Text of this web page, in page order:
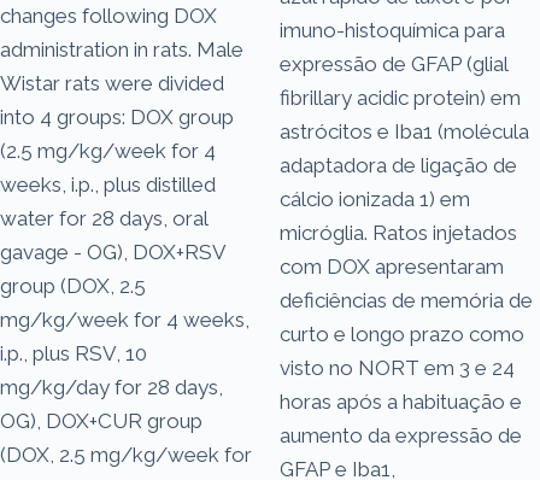
changes following DOX
administration in rats. Male
Wistar rats were divided
into 4 groups: DOX group
(2.5 mg/kg/week for 4
weeks, i.p., plus distilled
water for 28 days, oral
gavage - OG), DOX+RSV
group (DOX, 2.5
mg/kg/week for 4 weeks,
i.p., plus RSV, 10
mg/kg/day for 28 days,
OG), DOX+CUR group
(DOX, 2.5 mg/kg/week for
imuno-histoquímica para
expressão de GFAP (glial
fibrillary acidic protein) em
astrócitos e Iba1 (molécula
adaptadora de ligação de
cálcio ionizada 1) em
micróglia. Ratos injetados
com DOX apresentaram
deficiências de memória de
curto e longo prazo como
visto no NORT em 3 e 24
horas após a habituação e
aumento da expressão de
GFAP e Iba1,